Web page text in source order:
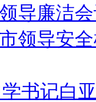
导廉洁
领导安
书记白